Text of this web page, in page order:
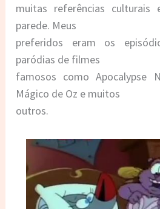
muitas referências
parede. Meus
preferidos eram os
paródias de filmes
famosos como Apocalypse
Mágico de Oz e muitos
outros.